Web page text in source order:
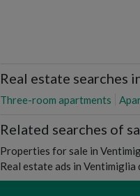
Real estate searches
Three-room apartments
Related searches of
Properties for sale in
Real estate ads in Ventimiglia